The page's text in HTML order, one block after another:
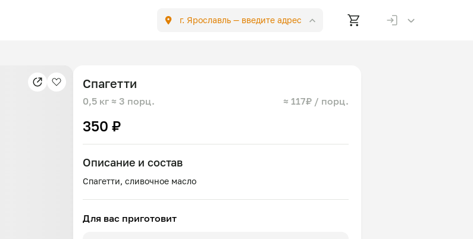
г. Ярославль — введите адрес
Спагетти
0,5 кг ≈ 3 порц. ≈ 117₽ / порц.
350 ₽
Описание и состав
Для вас приготовит